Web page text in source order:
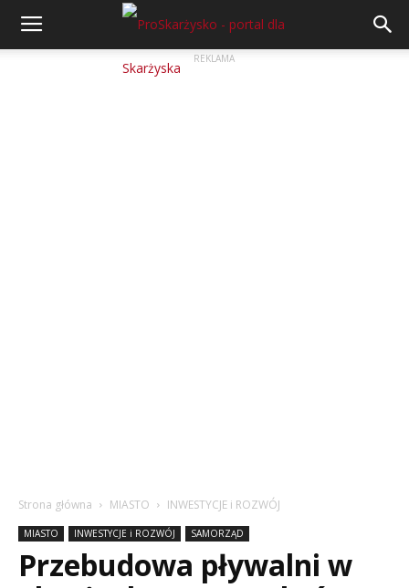
REKLAMA
Strona główna MIASTO INWESTYCJE i ROZWÓJ
MIASTO INWESTYCJE i ROZWÓJ SAMORZĄD
Przebudowa pływalni w